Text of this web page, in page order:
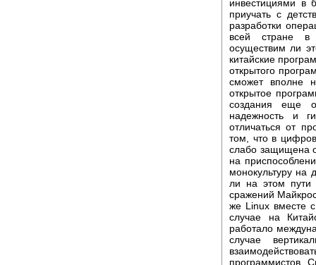
инвестициями в
приучать с
разработки
всей стране в
осуществим ли
китайские
открытого
сможет вполне
открытое
создания еще
надежность и
отличаться от
том, что в
слабо защищена
на
монокультуру на
ли на этом пути
сражений
же Linux вместе
случае на
работало
случае
программистов.